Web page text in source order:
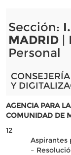
Sección:
MADRID|
Personal
Y
AGENCIA PARA
COMUNIDAD DE
12
Aspirantes
–